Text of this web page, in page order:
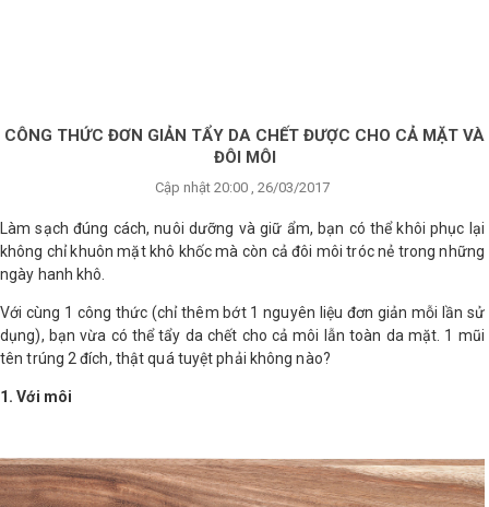
CÔNG THỨC ĐƠN GIẢN TẨY DA CHẾT ĐƯỢC CHO CẢ MẶT VÀ
ĐÔI MÔI
Cập nhật 20:00 , 26/03/2017
Làm sạch đúng cách, nuôi dưỡng và giữ ẩm, bạn có thể khôi phục lại
không chỉ khuôn mặt khô khốc mà còn cả đôi môi tróc nẻ trong những
ngày hanh khô.
Với cùng 1 công thức (chỉ thêm bớt 1 nguyên liệu đơn giản mỗi lần sử
dụng), bạn vừa có thể tẩy da chết cho cả môi lẫn toàn da mặt. 1 mũi
tên trúng 2 đích, thật quá tuyệt phải không nào?
1. Với môi